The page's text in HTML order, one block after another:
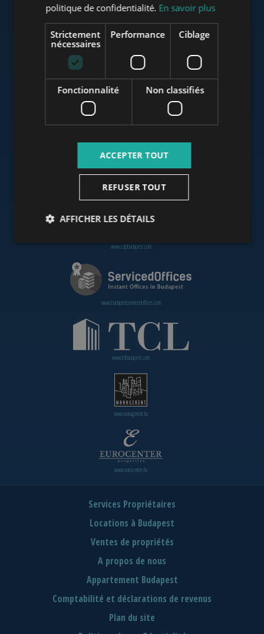
www.mybudapesthome.com
www.budapestluxuryapartments.hu
www.budapestoffices.net
www.cdpbudapest.com
www.budapestservicedoffices.com
www.tclbudapest.com
www.managerent.hu
www.eurocenter.hu
Services Propriétaires
Locations à Budapest
Ventes de propriétés
A propos de nous
Appartement Budapest
Comptabilité et déclarations de revenus
Plan du site
RUSSIAN
ARABIC
politique de confidentialité. En savoir plus
Strictement
nécessaires
Performance Ciblage
Fonctionnalité Non classifiés
ACCEPTER TOUT
REFUSER TOUT
AFFICHER LES DÉTAILS